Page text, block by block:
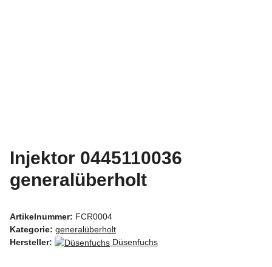
Injektor 0445110036
generalüberholt
Artikelnummer: FCR0004
Kategorie: generalüberholt
Hersteller:
Düsenfuchs